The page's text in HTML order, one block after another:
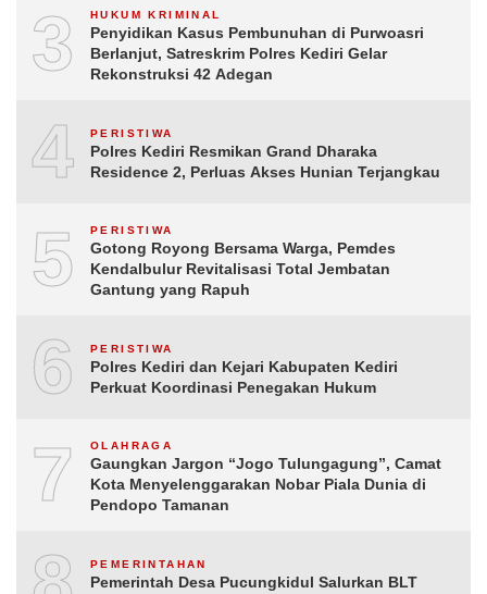
3 HUKUM KRIMINAL
Penyidikan Kasus Pembunuhan di Purwoasri
Berlanjut, Satreskrim Polres Kediri Gelar
Rekonstruksi 42 Adegan
4 PERISTIWA
Polres Kediri Resmikan Grand Dharaka
Residence 2, Perluas Akses Hunian Terjangkau
5 PERISTIWA
Gotong Royong Bersama Warga, Pemdes
Kendalbulur Revitalisasi Total Jembatan
Gantung yang Rapuh
6 PERISTIWA
Polres Kediri dan Kejari Kabupaten Kediri
Perkuat Koordinasi Penegakan Hukum
7 OLAHRAGA
Gaungkan Jargon “Jogo Tulungagung”, Camat
Kota Menyelenggarakan Nobar Piala Dunia di
Pendopo Tamanan
PEMERINTAHAN
Pemerintah Desa Pucungkidul Salurkan BLT